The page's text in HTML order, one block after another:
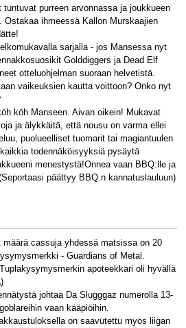
tuntuvat purreen arvonnassa ja joukkueen
ihmeessä Kallon Murskaajien
sarjalla - jos Mansessa nyt
Golddiggers ja Dead Elf
otteluohjelman suoraan helvetistä.
vaikeuksien kautta voittoon? Onko nyt
köh Manseen. Aivan oikein! Mukavat
ja älykkäitä, että nousu on varma ellei
puolueelliset tuomarit tai magiantuulen
todennäköisyyksiä pysäytä
menestystä!Onnea vaan BBQ:lle ja
päättyy BBQ:n kannatuslauluun)
cassuja yhdessä matsissa on 20
- Guardians of Metal.
apoteekkari oli hyvällä
johtaa Da Slugggaz numerolla 13-
vaan kääpiöihin.
on saavutettu myös liigan